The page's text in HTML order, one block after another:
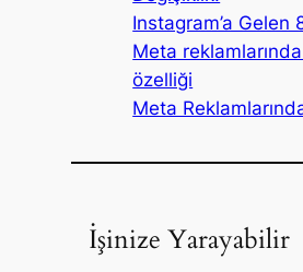
Instagram’a Gelen
Meta
özelliği
Meta
İşinize Yarayabilir